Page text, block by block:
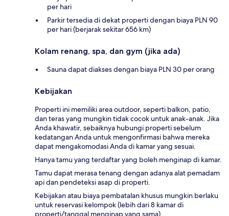
per hari
Parkir tersedia di dekat properti dengan biaya PLN 90
per hari (berjarak sekitar 656 km)
Kolam renang, spa, dan gym (jika ada)
Sauna dapat diakses dengan biaya PLN 30 per orang
Kebijakan
Properti ini memiliki area outdoor, seperti balkon, patio,
dan teras yang mungkin tidak cocok untuk anak-anak. Jika
Anda khawatir, sebaiknya hubungi properti sebelum
kedatangan Anda untuk mengonfirmasi bahwa mereka
dapat mengakomodasi Anda di kamar yang sesuai.
Hanya tamu yang terdaftar yang boleh menginap di kamar.
Tamu dapat merasa tenang dengan adanya alat pemadam
api dan pendeteksi asap di properti.
Kebijakan atau biaya pembatalan khusus mungkin berlaku
untuk reservasi kelompok (lebih dari 8 kamar di
properti/tanggal menginap yang sama).